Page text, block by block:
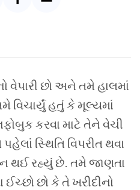
વેપારી છો અને તમેહાલમાં
વિચાર્યુંહતુંકેમૂલ્યમાં
કરવા માટે તેને વેચી
પહેલાં સ્થિતિ વિપરીત થવા
થઈ રહ્યું છે. તમેજાણતા
ઈચ્છો છો કેતેખરીદીનો